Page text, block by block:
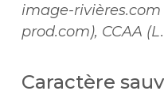
image-rivières.com
prod.com), CCAA
Caractère